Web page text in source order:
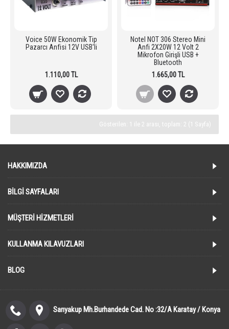
Voice 50W Ekonomik Tip
Pazarcı Anfisi 12V USB'li
1.110,00 TL
Notel NOT 306 Stereo Mini
Anfi 2X20W 12 Volt 2
Mikrofon Girişli USB +
Bluetooth
1.665,00 TL
Gösterilen: 1 ile 2 arası, toplam: 2 (1 Sayfa)
HAKKIMIZDA
BILGI SAYFALARI
MÜŞTERI HIZMETLERI
KULLANMA KILAVUZLARI
BLOG
Sarıyakup Mh.Burhandede Cad. No :32/A Karatay / Konya